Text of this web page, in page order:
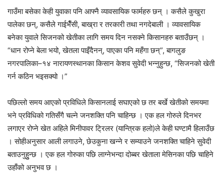
गाउँमा बसेका केही युवाका पनि आफ्नै व्यावसायिक फार्महरु छन् । कसैले कुखुरा
पालेका छन्, कसैले गाईभैँसी, बाख्रा र तरकारी तथा नगदेबाली । व्यावसायिक
बनेका युवाले सिजनको खेतीका लागि समय दिन नसक्ने किसानहरु बताउँछन् ।
“धान रोप्ने बेला भयो, खेतला पाइँदैनन्, पाएका पनि महँगा छन्”, बागलुङ
नगरपालिका–१४ नारायणस्थानका किसान केशव सुवेदी भन्नुहुन्छ, “सिजनको खेती
गर्न कठिन भइसक्यो ।”
पछिल्लो समय आएको प्रविधिले किसानलाई सघाएको छ तर बर्खे खेतीको समयमा
भने प्रविधिको गतिसँगै चल्ने जनशक्ति पनि चाहिन्छ । एक हल गोरुले दिनभर
लगाएर रोप्ने खेत अहिले मिनीपावर ट्रिलर (यान्त्रिक हलो)ले केही घण्टामै हिलाउँछ
। सोहीअनुसार आली लगाउने, छेउकुना खन्ने र सम्याउने जनशक्ति चाहिने सुवेदी
बताउनुहुुन्छ । एक हल गोरुका पछि लाग्नेभन्दा दोब्बर खेताला मेसिनका पछि चाहिने
उहाँको अनुभव छ ।